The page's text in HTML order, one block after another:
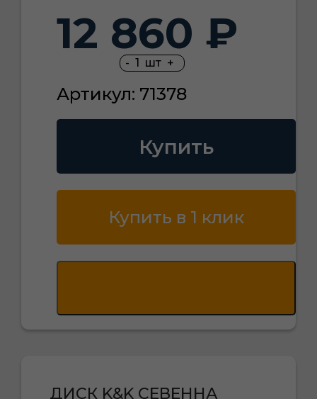
12 860 ₽
- 1 шт +
Артикул: 71378
Купить
Купить в 1 клик
ДИСК K&K СЕВЕННА